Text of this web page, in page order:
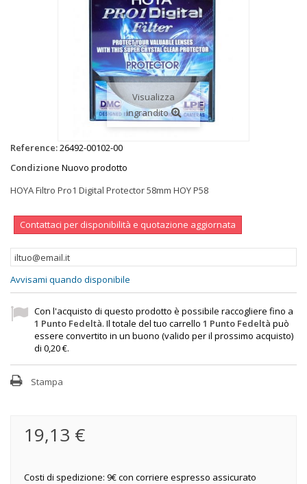
Visualizza
ingrandito
Reference:26492-00102-00
Condizione Nuovo prodotto
HOYA Filtro Pro1 Digital Protector 58mm HOY P58
Contattaci per disponibilità e quotazione aggiornata
Avvisami quando disponibile
Con l'acquisto di questo prodotto è possibile raccogliere fino a
1 Punto Fedeltà. Il totale del tuo carrello 1 Punto Fedeltà può
essere convertito in un buono (valido per il prossimo acquisto)
di 0,20 €.
Stampa
19,13 €
Costi di spedizione: 9€ con corriere espresso assicurato